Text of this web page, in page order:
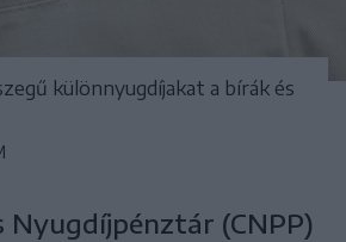
különnyugdíjakat a bírák és
Nyugdíjpénztár (CNPP)